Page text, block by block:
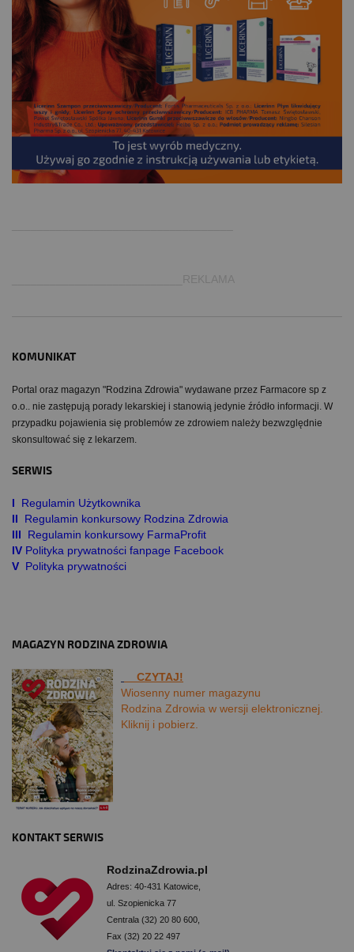
___________________________REKLAMA
KOMUNIKAT
Portal oraz magazyn "Rodzina Zdrowia" wydawane przez Farmacore sp z
o.o.. nie zastępują porady lekarskiej i stanowią jedynie źródło informacji. W
przypadku pojawienia się problemów ze zdrowiem należy bezwzględnie
skonsultować się z lekarzem.
SERWIS
I Regulamin Użytkownika
II
Regulamin konkursowy Rodzina Zdrowia
III
Regulamin konkursowy FarmaProfit
IV Polityka prywatności fanpage Facebook
V Polityka prywatności
MAGAZYN RODZINA ZDROWIA
CZYTAJ!
Wiosenny numer magazynu
Rodzina Zdrowia w wersji elektronicznej.
Kliknij i pobierz.
KONTAKT SERWIS
RodzinaZdrowia.pl
Adres: 40-431 Katowice,
ul. Szopienicka 77
Centrala (32) 20 80 600,
Fax (32) 20 22 497